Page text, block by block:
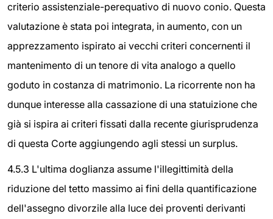
criterio assistenziale-perequativo di nuovo conio. Questa
valutazione è stata poi integrata, in aumento, con un
apprezzamento ispirato ai vecchi criteri concernenti il
mantenimento di un tenore di vita analogo a quello
goduto in costanza di matrimonio. La ricorrente non ha
dunque interesse alla cassazione di una statuizione che
già si ispira ai criteri fissati dalla recente giurisprudenza
di questa Corte aggiungendo agli stessi un surplus.
4.5.3 L'ultima doglianza assume l'illegittimità della
riduzione del tetto massimo ai fini della quantificazione
dell'assegno divorzile alla luce dei proventi derivanti